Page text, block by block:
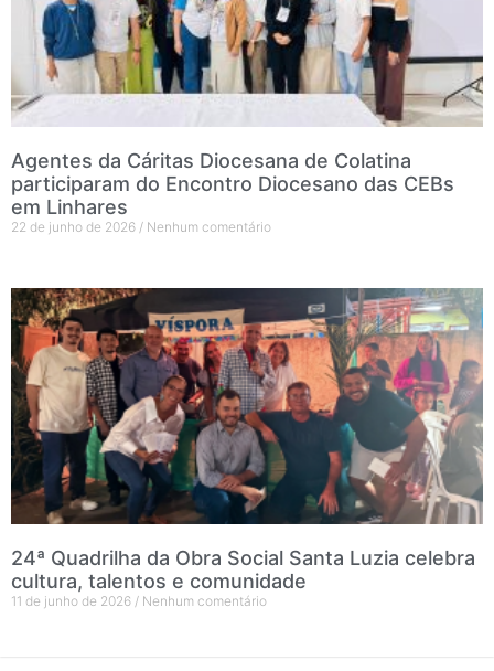
Agentes da Cáritas Diocesana de Colatina
participaram do Encontro Diocesano das CEBs
em Linhares
22 de junho de 2026 Nenhum comentário
24ª Quadrilha da Obra Social Santa Luzia celebra
cultura, talentos e comunidade
11 de junho de 2026 Nenhum comentário